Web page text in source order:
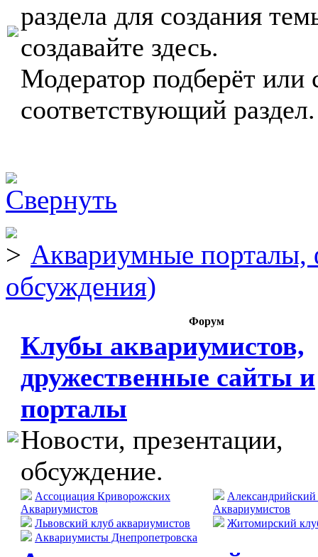
раздела для создания
создавайте здесь.
Модератор подберёт или
соответствующий раздел.
Аквариумные
обсуждения)
Форум
Клубы аквариумистов,
дружественные сайты и
порталы
Новости, презентации,
обсуждение.
Ассоциация Криворожских
Аквариумистов
Львовский клуб аквариумистов
Аквариумисты Днепропетровска
Аквариумистов
Житомирский